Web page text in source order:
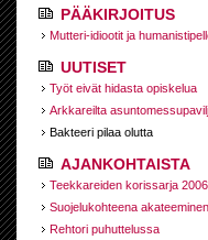
PÄÄKIRJOITUS
Mutteri-idiootit ja
UUTISET
Työt eivät hidasta opiskelua
Arkkareilta
Bakteeri pilaa olutta
AJANKOHTAISTA
Teekkareiden korissarja 2006
Suojelukohteena
Rehtori puhuttelussa